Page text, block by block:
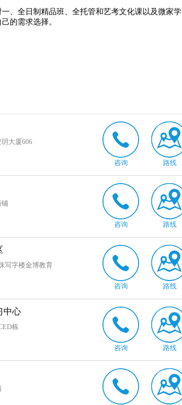
、全日制精品班、全托管和艺考文化课以及微家学
的需求选择。
大厦606
咨询 路线
铺
咨询 路线
写字楼金博教育
咨询 路线
中心
栋
咨询 路线